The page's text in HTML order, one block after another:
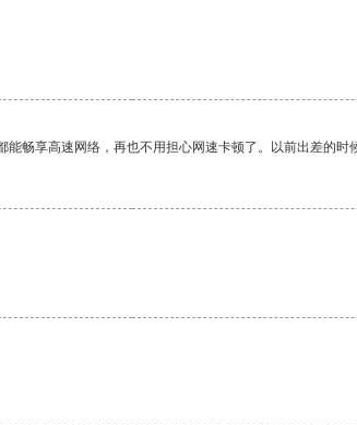
畅享高速网络，再也不用担心网速卡顿了。以前出差的